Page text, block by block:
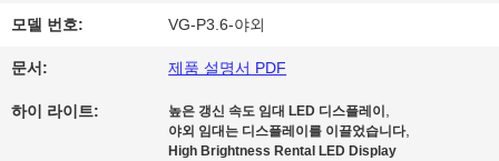
것
공
모델 번호: VG-P3.6-야외
문서: 제품 설명서 PDF
하이 라이트: 높은 갱신 속도 임대 LED 디스플레이 ,
야외 임대는 디스플레이를 이끌었습니다,
High Brightness Rental LED Display